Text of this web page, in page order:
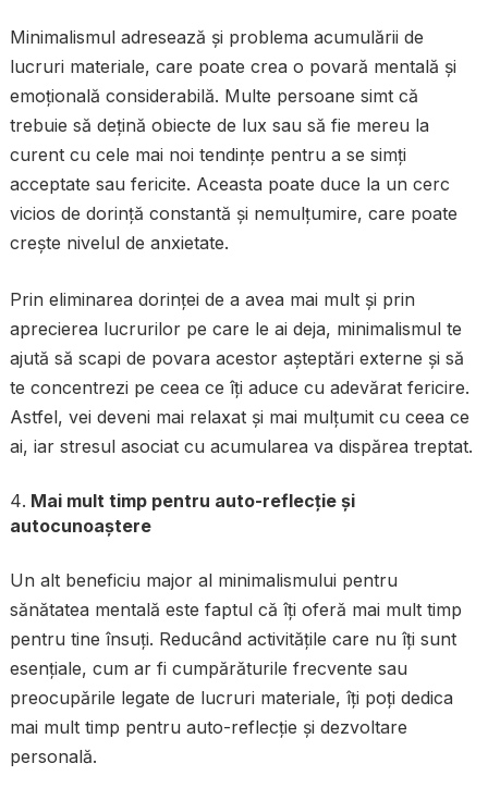
Minimalismul adresează și problema acumulării de
lucruri materiale, care poate crea o povară mentală și
emoțională considerabilă. Multe persoane simt că
trebuie să dețină obiecte de lux sau să fie mereu la
curent cu cele mai noi tendințe pentru a se simți
acceptate sau fericite. Aceasta poate duce la un cerc
vicios de dorință constantă și nemulțumire, care poate
crește nivelul de anxietate.
Prin eliminarea dorinței de a avea mai mult și prin
aprecierea lucrurilor pe care le ai deja, minimalismul te
ajută să scapi de povara acestor așteptări externe și să
te concentrezi pe ceea ce îți aduce cu adevărat fericire.
Astfel, vei deveni mai relaxat și mai mulțumit cu ceea ce
ai, iar stresul asociat cu acumularea va dispărea treptat.
Mai mult timp pentru auto-reflecție și
autocunoaștere
Un alt beneficiu major al minimalismului pentru
sănătatea mentală este faptul că îți oferă mai mult timp
pentru tine însuți. Reducând activitățile care nu îți sunt
esențiale, cum ar fi cumpărăturile frecvente sau
preocupările legate de lucruri materiale, îți poți dedica
mai mult timp pentru auto-reflecție și dezvoltare
personală.